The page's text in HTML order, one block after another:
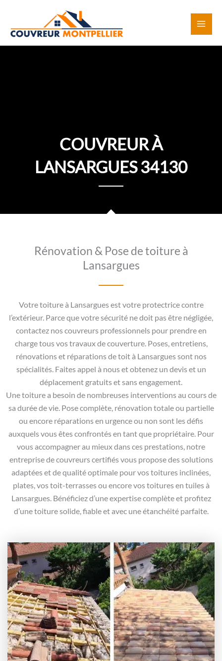
contenu
COUVREUR À
LANSARGUES 34130
Rénovation & Pose de toiture à
Lansargues
Votre toiture à Lansargues est votre protectrice contre
l’extérieur. Parce que votre sécurité ne doit pas être négligée,
contactez nos couvreurs professionnels pour prendre en
charge tous vos travaux de couverture. Poses, entretiens,
rénovations et réparations de toit à Lansargues sont nos
spécialités. Faites appel à nous et obtenez un devis et un
déplacement gratuits et sans engagement.
Une toiture a besoin de nombreuses interventions au cours de
sa durée de vie. Pose complète, rénovation totale ou partielle
ou encore réparations en urgence ou non sont les défis
auxquels vous êtes confrontés en tant que propriétaire. Pour
vous accompagner au mieux dans ces prestations, notre
entreprise de couvreurs certifiés vous propose des solutions
adaptées et de qualité optimale pour vos toitures inclinées,
plates, vos toit-terrasses ou encore vos toitures en tuiles à
Lansargues. Bénéficiez d’une expertise complète et profitez
d’une toiture solide, fiable et avec une étanchéité parfaite.